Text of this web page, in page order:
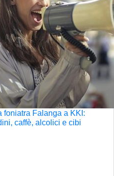
foniatra Falanga a KKI:
caffè, alcolici e cibi